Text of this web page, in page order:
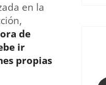
en la
de
ir
propias